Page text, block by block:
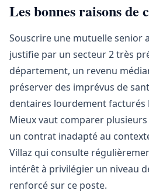
Les bonnes raisons
Souscrire une mutuelle senior
justifie par un secteur 2 très
département, un revenu
préserver des imprévus de
dentaires lourdement facturés
Mieux vaut comparer
un contrat inadapté au
Villaz qui consulte
intérêt à privilégier un niveau
renforcé sur ce poste.